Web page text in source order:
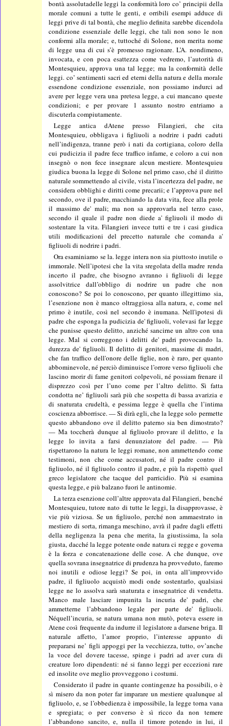
bontà assolutadelle leggi la conformità loro co’ principii della
morale comuni a tutte le genti, e orribili esempi adduce di
leggi prive di tal bontà, che meglio definita sarebbe dicendola
condizione essenziale delle leggi, che tali non sono le non
conformi alla morale; e, tuttoché di Solone, non merita nome
di legge una di cui s’è promesso ragionare. L’A. nondimeno,
invocata, e con poca esattezza come vedremo, l’autorità di
Montesquieu, approva una tal legge; ma la conformità delle
leggi. co’ sentimenti sacri ed eterni della natura e della morale
essendone condizione essenziale, non possiamo indurci ad
avere per legge vera una pretesa legge, a cui mancano queste
condizioni; e per provare 1 assunto nostro entriamo a
discuterla compiutamente.
Legge antica dAtene presso Filangieri, che cita
Montesquieu, obbligava i figliuoli a nodrire i padri caduti
nell’indigenza, tranne però i nati da cortigiana, coloro della
cui pudicizia il padre fece traffico infame, e coloro a cui non
insegnò o non fece insegnare alcun mestiere. Montesquieu
giudica buona la legge di Solone nel primo caso, ché il diritto
naturale sommettendo al civile, vista l’incertezza del padre, ne
considera obblighi e diritti come precarii; e l’approva pure nel
secondo, ove il padre, macchiando la data vita, fece alla prole
il massimo de' mali; ma non sa approvarla nel terzo caso,
secondo il quale il padre non diede a' figliuoli il modo di
sostentare la vita. Filangieri invece tutti e tre i casi giudica
utili modificazioni del precetto naturale che comanda a'
figliuoli di nodrire i padri.
Ora esaminiamo se la. legge intera non sia piuttosto inutile o
immorale. Nell’ipotesi che la vita sregolata della madre renda
incerto il padre, che bisogno avranno i figliuoli di legge
assolvitrice dall’obbligo di nodrire un padre che non
conoscono? Se poi lo conoscono, per quanto illegittimo sia,
l’esenzione non è manco oltraggiosa alla natura, e, come nel
primo è inutile, così nel secondo è inumana. Nell'ipotesi di
padre che esponga la pudicizia de' figliuoli, volevasi far legge
che punisse questo delitto, anziché sancirne un altro con una
legge. Mal si correggono i delitti de' padri provocando la.
durezza de' figliuoli. Il delitto di genitori, massime di madri,
che fan traffico dell'onore delle figlie, non è raro, per quanto
abbominevole, né perciò diminuisce l’orrore verso figliuoli che
lascino morir di fame genitori colpevoli, né possiam frenare il
disprezzo così per l’uno come per l’altro delitto. Sì fatta
condotta ne’ figliuoli sarà più che sospetta di bassa avarizia e
di snaturata crudeltà, e pessima legge è quella che l’intima
coscienza abborrisce. — Si dirà egli, che la legge solo permette
questo abbandono ove il delitto paterno sia ben dimostrato?
— Ma toccherà dunque al figliuolo provare il delitto, e la
legge lo invita a farsi denunziatore del padre. — Più
rispettarono la natura le leggi romane, non ammettendo come
testimoni, non che come accusatori, né il padre contro il
figliuolo, né il figliuolo contro il padre, e più la rispettò quel
greco legislatore che tacque del parricidio. Più si esamina
questa legge, e più balzano fuori le antinomie.
La terza esenzione coll’altre approvata dal Filangieri, benché
Montesquieu, tutore nato di tutte le leggi, la disapprovasse, è
vie più viziosa. Se un figliuolo, perché non ammaestrato in
mestiero di sorta, rimanga meschino, avrà il padre dagli effetti
della negligenza la pena che merita, la giustissima, la sola
giusta, dacché la legge potente onde natura ci regge e governa
è la forza e concatenazione delle cose. A che dunque, ove
quella sovrana insegnatrice di prudenza ha provveduto, faremo
noi inutili e odiose leggi? Se poi, in onta all’improvvido
padre, il figliuolo acquistò modi onde sostentarlo, qualsiasi
legge ne lo assolva sarà snaturata e insegnatrice di vendetta.
Manco male lasciare impunita la incuria de' padri, che
ammetterne l’abbandono legale per parte de' figliuoli.
Néquell’incuria, se natura umana non mutò, poteva essere in
Atene così frequente da indurre il legislatore a darsene briga. Il
naturale affetto, l’amor proprio, l’interesse appunto di
prepararsi ne’ figli appoggi per la vecchiezza, tutto, ov’anche
la voce del dovere tacesse, spinge i padri ad aver cura di
creature loro dipendenti: né si fanno leggi per eccezioni rare
ed insolite ove meglio provveggono i costumi.
Considerato il padre in quante contingenze ha possibili, o è
sì misero da non poter far imparare un mestiere qualunque al
figliuolo, e, se l’obbedienza è impossibile, la legge torna vana
e spregiata; o per converso è sì ricco da non temere
l’abbandono sancito, e, nulla il timore potendo in lui, il